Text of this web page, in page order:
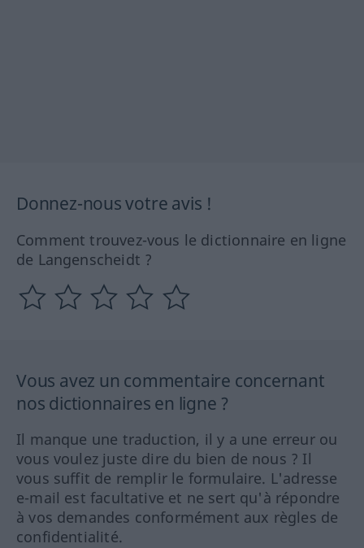
Donnez-nous votre avis !
Comment trouvez-vous le dictionnaire en ligne
de Langenscheidt ?
Vous avez un commentaire concernant
nos dictionnaires en ligne ?
Il manque une traduction, il y a une erreur ou
vous voulez juste dire du bien de nous ? Il
vous suffit de remplir le formulaire. L'adresse
e-mail est facultative et ne sert qu'à répondre
à vos demandes conformément aux règles de
confidentialité.